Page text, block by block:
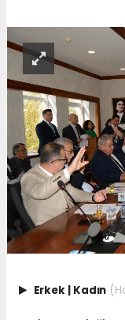
Erkek | Kadın